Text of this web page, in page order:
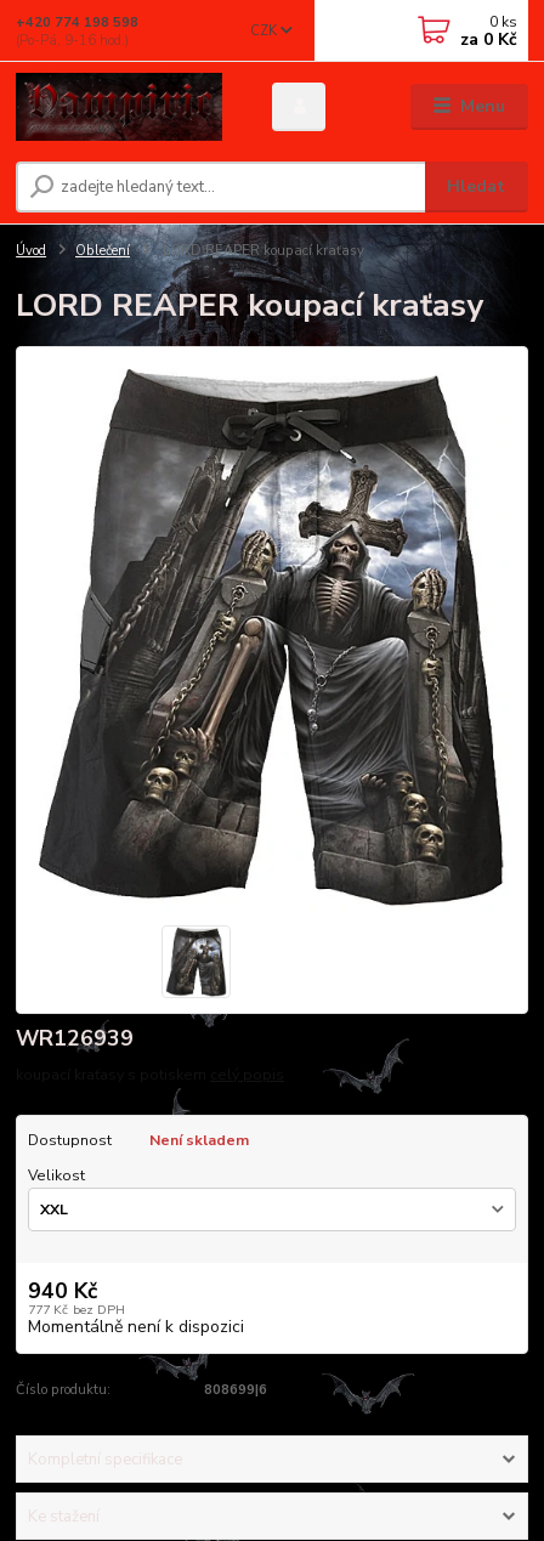
Menu
CZK
Hledat
+420 774 198 598
(Po-Pá, 9-16 hod.)
0 ks
za 0 Kč
Úvod Oblečení LORD REAPER koupací kraťasy
LORD REAPER koupací kraťasy
WR126939
Dostupnost
Není skladem
Velikost
940 Kč
777 Kč bez DPH
Momentálně není k dispozici
Číslo produktu: 808699|6
Kompletní specifikace
Ke stažení